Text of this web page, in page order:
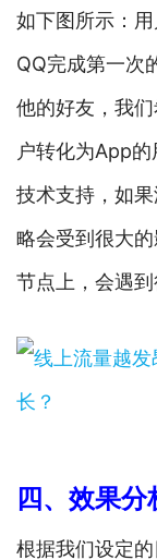
如下图所示：
QQ完成第一次
他的好友，我
户转化为App
技术支持，如
略会受到很大
节点上，会遇到
四、效果分
根据我们设定的